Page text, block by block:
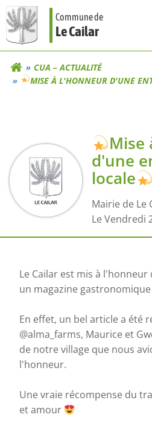
Aller
au
contenu
Commune de
Le Cailar
CUA – ACTUALITÉ
MISE À L'HONNEUR D'UNE
Mise
d'une
locale
Mairie de Le
Le Vendredi
Le Cailar est mis à l'honneur
un magazine
En effet, un bel article a été
@alma_farms, Maurice et
de notre village que nous
l'honneur.
Une vraie récompense du
et amour